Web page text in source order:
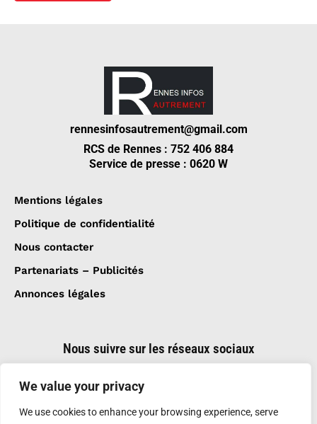
We value your privacy
We use cookies to enhance your browsing experience, serve
rennesinfosautrement@gmail.com
RCS de Rennes : 752 406 884
Service de presse : 0620 W
Mentions légales
Politique de confidentialité
Nous contacter
Partenariats – Publicités
Annonces légales
Nous suivre sur les réseaux sociaux